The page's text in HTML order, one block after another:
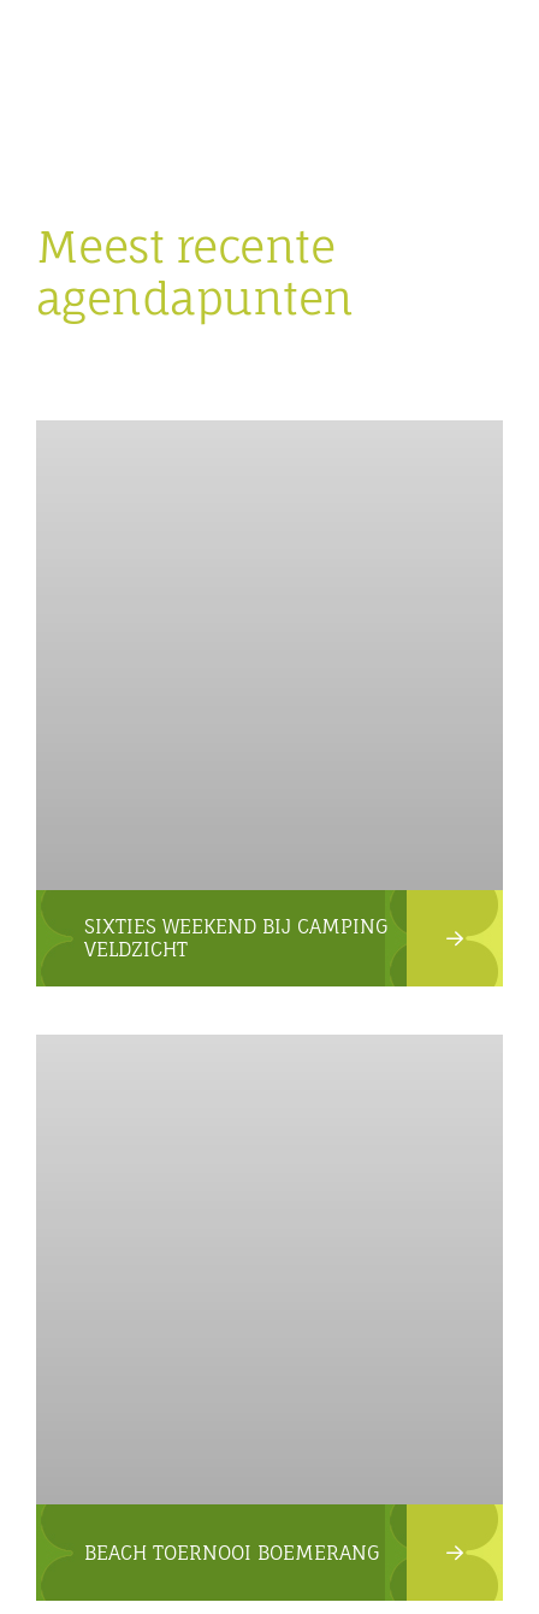
Meest recente
agendapunten
SIXTIES WEEKEND BIJ CAMPING
VELDZICHT
BEACH TOERNOOI BOEMERANG